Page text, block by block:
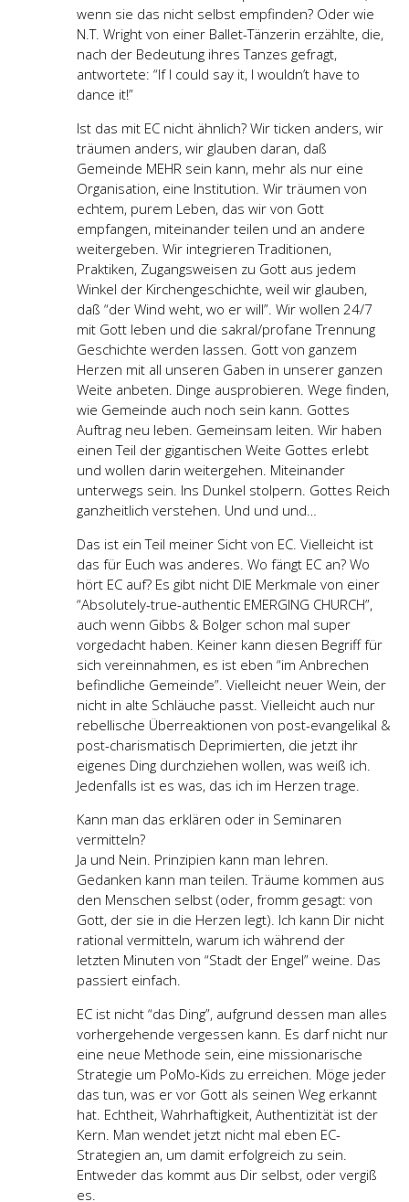
wenn sie das nicht selbst empfinden? Oder wie
N.T. Wright von einer Ballet-Tänzerin erzählte, die,
nach der Bedeutung ihres Tanzes gefragt,
antwortete: “If I could say it, I wouldn’t have to
dance it!”
Ist das mit EC nicht ähnlich? Wir ticken anders, wir
träumen anders, wir glauben daran, daß
Gemeinde MEHR sein kann, mehr als nur eine
Organisation, eine Institution. Wir träumen von
echtem, purem Leben, das wir von Gott
empfangen, miteinander teilen und an andere
weitergeben. Wir integrieren Traditionen,
Praktiken, Zugangsweisen zu Gott aus jedem
Winkel der Kirchengeschichte, weil wir glauben,
daß “der Wind weht, wo er will”. Wir wollen 24/7
mit Gott leben und die sakral/profane Trennung
Geschichte werden lassen. Gott von ganzem
Herzen mit all unseren Gaben in unserer ganzen
Weite anbeten. Dinge ausprobieren. Wege finden,
wie Gemeinde auch noch sein kann. Gottes
Auftrag neu leben. Gemeinsam leiten. Wir haben
einen Teil der gigantischen Weite Gottes erlebt
und wollen darin weitergehen. Miteinander
unterwegs sein. Ins Dunkel stolpern. Gottes Reich
ganzheitlich verstehen. Und und und…
Das ist ein Teil meiner Sicht von EC. Vielleicht ist
das für Euch was anderes. Wo fängt EC an? Wo
hört EC auf? Es gibt nicht DIE Merkmale von einer
“Absolutely-true-authentic EMERGING CHURCH”,
auch wenn Gibbs & Bolger schon mal super
vorgedacht haben. Keiner kann diesen Begriff für
sich vereinnahmen, es ist eben “im Anbrechen
befindliche Gemeinde”. Vielleicht neuer Wein, der
nicht in alte Schläuche passt. Vielleicht auch nur
rebellische Überreaktionen von post-evangelikal &
post-charismatisch Deprimierten, die jetzt ihr
eigenes Ding durchziehen wollen, was weiß ich.
Jedenfalls ist es was, das ich im Herzen trage.
Kann man das erklären oder in Seminaren
vermitteln?
Ja und Nein. Prinzipien kann man lehren.
Gedanken kann man teilen. Träume kommen aus
den Menschen selbst (oder, fromm gesagt: von
Gott, der sie in die Herzen legt). Ich kann Dir nicht
rational vermitteln, warum ich während der
letzten Minuten von “Stadt der Engel” weine. Das
passiert einfach.
EC ist nicht “das Ding”, aufgrund dessen man alles
vorhergehende vergessen kann. Es darf nicht nur
eine neue Methode sein, eine missionarische
Strategie um PoMo-Kids zu erreichen. Möge jeder
das tun, was er vor Gott als seinen Weg erkannt
hat. Echtheit, Wahrhaftigkeit, Authentizität ist der
Kern. Man wendet jetzt nicht mal eben EC-
Strategien an, um damit erfolgreich zu sein.
Entweder das kommt aus Dir selbst, oder vergiß
es.